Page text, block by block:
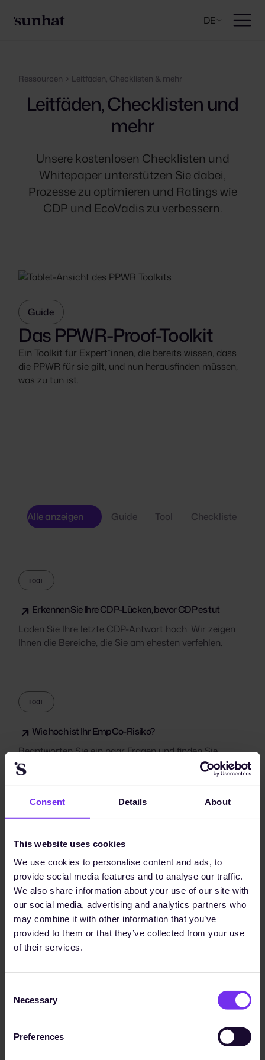
Consent Details About
This website uses cookies
We use cookies to personalise content and ads, to
provide social media features and to analyse our traffic.
We also share information about your use of our site with
our social media, advertising and analytics partners who
may combine it with other information that you’ve
provided to them or that they’ve collected from your use
of their services.
Selection
Necessary
Preferences
DE
Ressourcen Leitfäden, Checklisten & mehr
Leitfäden, Checklisten und
mehr
Unsere kostenlosen Checklisten und
Whitepaper unterstützen Sie dabei,
Prozesse zu optimieren und Ratings wie
CDP und EcoVadis zu verbessern.
Guide
Das PPWR-Proof-Toolkit
Ein Toolkit für Expert*innen, die bereits wissen, dass
die PPWR für sie gilt, und nun herausfinden müssen,
was zu tun ist.
Alle anzeigen Guide Tool Checkliste
TOOL
Erkennen Sie Ihre CDP-Lücken, bevor CDP es tut
Laden Sie Ihre letzte CDP-Antwort hoch. Wir zeigen
Ihnen die Bereiche, die Sie am ehesten verfehlen.
TOOL
Wie hoch ist Ihr EmpCo-Risiko?
Beantworten Sie ein paar Fragen und finden Sie
heraus, inwieweit Sie die Anforderungen der EmpCo-
Richtlinie erfüllen.
Proof Gap Kostenrechner
Ein kleiner Rechner zeigt Ihnen, wie viel Zeit und Geld
Sie voraussichtlich für ESG- und Compliance-
Aufgaben aufwenden.
TOOL
Was ist Ihre PPWR-Rolle?
welche potentiellen Verpflichtungen Sie gemäß der